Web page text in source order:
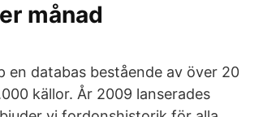
månad
en databas bestående av över 20
källor. År 2009 lanserades